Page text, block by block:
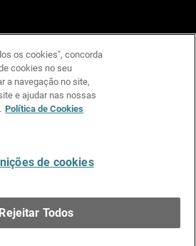
YouTube
os cookies", concorda
cookies no seu
a navegação no site,
e ajudar nas nossas
Política de Cookies
de cookies
Rejeitar Todos